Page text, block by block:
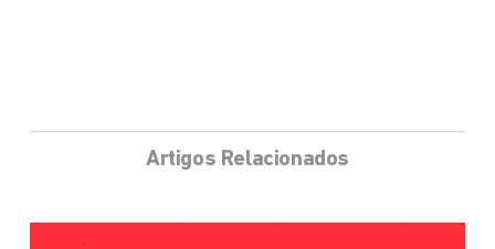
Artigos Relacionados